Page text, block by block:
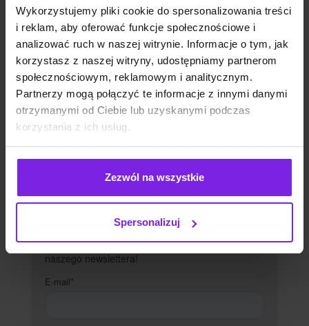
Wykorzystujemy pliki cookie do spersonalizowania treści
i reklam, aby oferować funkcje społecznościowe i
analizować ruch w naszej witrynie. Informacje o tym, jak
korzystasz z naszej witryny, udostępniamy partnerom
społecznościowym, reklamowym i analitycznym.
Partnerzy mogą połączyć te informacje z innymi danymi
otrzymanymi od Ciebie lub uzyskanymi podczas
korzystania z ich usług.
Zezwól na wszystkie
Spersonalizuj
zawierać?
Przygotowanie do pisania treści
zoptymalizowanych pod SEO